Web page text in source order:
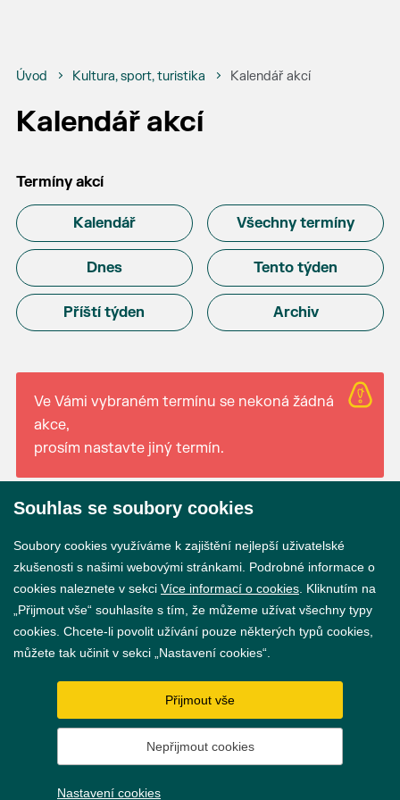
Úvod Kultura, sport, turistika Kalendář akcí
Kalendář akcí
Termíny akcí
Kalendář Všechny termíny
Dnes Tento týden
Příští týden Archiv
Ve Vámi vybraném termínu se nekoná žádná
akce,
prosím nastavte jiný termín.
GDPR
Nastavení cookies
Souhlas se soubory cookies
Soubory cookies využíváme k zajištění nejlepší uživatelské
zkušenosti s našimi webovými stránkami. Podrobné informace o
cookies naleznete v sekci Více informací o cookies . Kliknutím na
„Přijmout vše“ souhlasíte s tím, že můžeme užívat všechny typy
cookies. Chcete-li povolit užívání pouze některých typů cookies,
můžete tak učinit v sekci „Nastavení cookies“.
Přijmout vše
Nepřijmout cookies
Nastavení cookies